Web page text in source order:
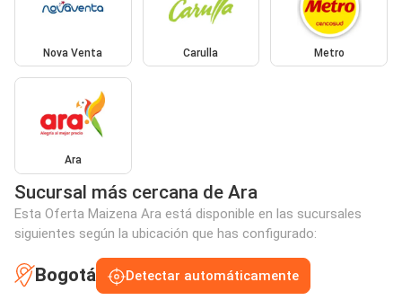
Nova Venta Carulla Metro
Ara
Sucursal más cercana de Ara
Esta Oferta Maizena Ara está disponible en las sucursales
siguientes según la ubicación que has configurado:
Bogotá Detectar automáticamente